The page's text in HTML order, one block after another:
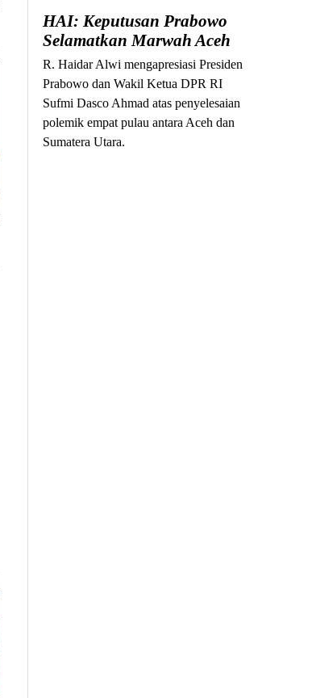
HAI: Keputusan Prabowo
Selamatkan Marwah Aceh
R. Haidar Alwi mengapresiasi Presiden
Prabowo dan Wakil Ketua DPR RI
Sufmi Dasco Ahmad atas penyelesaian
polemik empat pulau antara Aceh dan
Sumatera Utara.